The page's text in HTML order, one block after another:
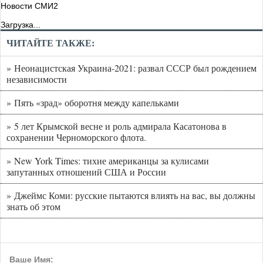
Новости СМИ2
Загрузка...
ЧИТАЙТЕ ТАКЖЕ:
» Неонацистская Украина-2021: развал СССР был рождением
независимости
» Пять «зрад» оборотня между капельками
» 5 лет Крымской весне и роль адмирала Касатонова в
сохранении Черноморского флота.
» New York Times: тихие американцы за кулисами
запутанных отношений США и России
» Джеймс Коми: русские пытаются влиять на вас, вы должны
знать об этом
Ваше Имя: